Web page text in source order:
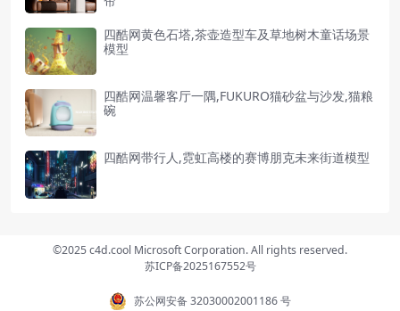
四酷网黄色石塔,茶壶造型车及草地树木童话场景
模型
四酷网温馨客厅一隅,FUKURO猫砂盆与沙发,猫粮
碗
四酷网带行人,霓虹高楼的赛博朋克未来街道模型
©2025 c4d.cool Microsoft Corporation. All rights reserved.
苏ICP备2025167552号
苏公网安备 32030002001186 号